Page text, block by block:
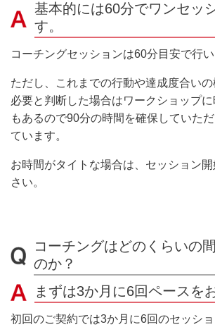
基本的には60分でワンセッ
す。
コーチングセッションは60分目安で行い
ただし、これまでの行動や達成度合い
必要と判断した場合はワークショップ
もあるので90分の時間を確保していた
ています。
お時間がタイトな場合は、セッション
さい。
コーチングはどのくらいの
のか？
まずは3か月に6回ペースを
初回のご契約では3か月に6回のセッシ